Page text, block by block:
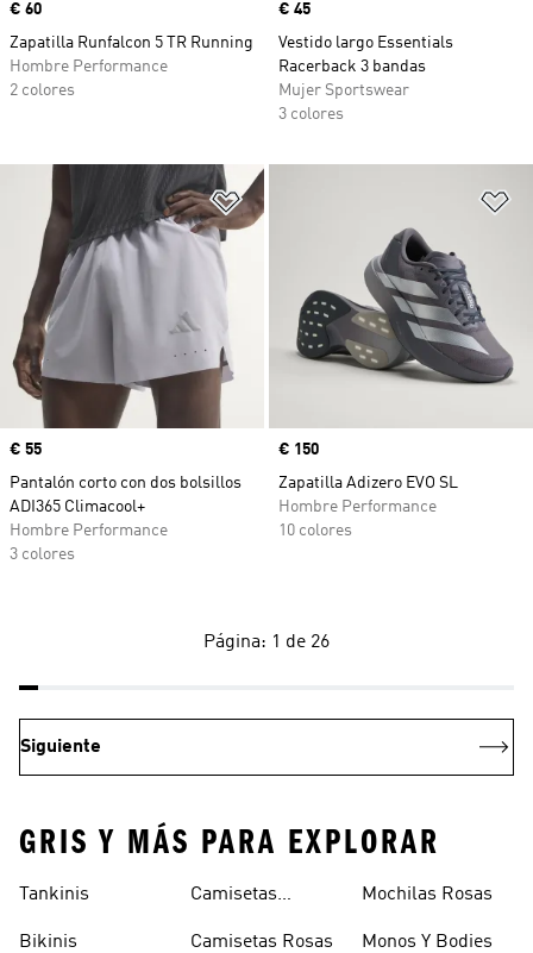
Precio
€ 60
Zapatilla Runfalcon 5 TR Running
Hombre Performance
2 colores
Precio
€ 45
Vestido largo Essentials
Racerback 3 bandas
Mujer Sportswear
3 colores
Añadir a la lista de deseos
Precio
€ 55
Pantalón corto con dos bolsillos
ADI365 Climacool+
Hombre Performance
3 colores
Precio
€ 150
Zapatilla Adizero EVO SL
Hombre Performance
10 colores
Página: 1 de 26
Siguiente
GRIS Y MÁS PARA EXPLORAR
Tankinis
Bikinis
Camisetas
Camisetas Rosas
Mochilas Rosas
Monos Y Bodies